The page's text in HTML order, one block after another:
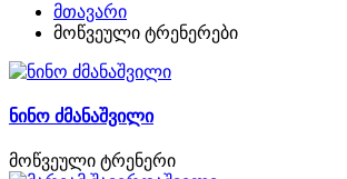
მთავარი
მოწვეული ტრენერები
ნინო ძმანაშვილი
მოწვეული ტრენერი